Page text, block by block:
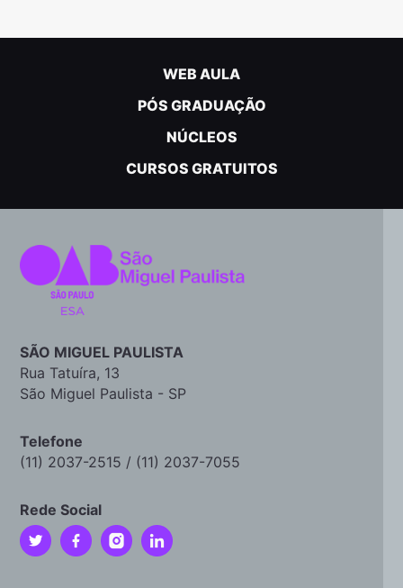
WEB AULA
PÓS GRADUAÇÃO
NÚCLEOS
CURSOS GRATUITOS
SÃO MIGUEL PAULISTA
Rua Tatuíra, 13
São Miguel Paulista - SP
Telefone
(11) 2037-2515 / (11) 2037-7055
Rede Social